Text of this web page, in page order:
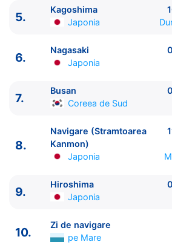
ITINERARIU
1. Tokyo Japonia
Osaka Japonia
08:00 - 20:00
4.
Kochi Japonia 07:00 - 15:00
Nagasaki Japonia 09:00 -
7. Busan Coreea de Sud
Navigare (Stramtoarea
9.
Hiroshima Japonia
07:00 -
Zi de navigare
Tokyo Japonia 06:00 - 16:00
12.
Hitachinaka Japonia
08:00 -
5.
Kagoshima
Japonia
6.
Nagasaki
Japonia
7.
Busan
Coreea de Sud
8.
Navigare (Stramtoarea
Kanmon)
Japonia
9.
Hiroshima
Japonia
10.
Zi de navigare
pe Mare